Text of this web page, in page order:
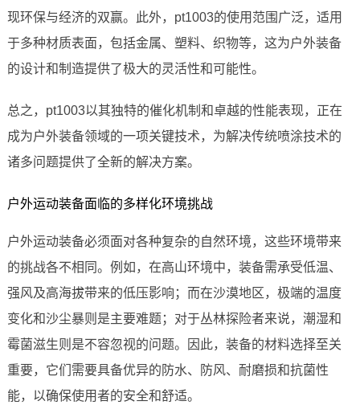
现环保与经济的双赢。此外，pt1003的使用范围广泛，适用
于多种材质表面，包括金属、塑料、织物等，这为户外装备
的设计和制造提供了极大的灵活性和可能性。
总之，pt1003以其独特的催化机制和卓越的性能表现，正在
成为户外装备领域的一项关键技术，为解决传统喷涂技术的
诸多问题提供了全新的解决方案。
户外运动装备面临的多样化环境挑战
户外运动装备必须面对各种复杂的自然环境，这些环境带来
的挑战各不相同。例如，在高山环境中，装备需承受低温、
强风及高海拔带来的低压影响；而在沙漠地区，极端的温度
变化和沙尘暴则是主要难题；对于丛林探险者来说，潮湿和
霉菌滋生则是不容忽视的问题。因此，装备的材料选择至关
重要，它们需要具备优异的防水、防风、耐磨损和抗菌性
能，以确保使用者的安全和舒适。